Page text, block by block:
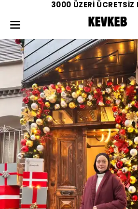
3000 ÜZERİ ÜCRETSİZ